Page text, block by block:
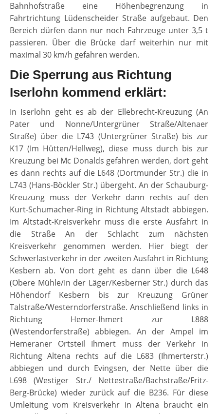
Bahnhofstraße eine Höhenbegrenzung in
Fahrtrichtung Lüdenscheider Straße aufgebaut. Den
Bereich dürfen dann nur noch Fahrzeuge unter 3,5 t
passieren. Über die Brücke darf weiterhin nur mit
maximal 30 km/h gefahren werden.
Die Sperrung aus Richtung
Iserlohn kommend erklärt:
In Iserlohn geht es ab der Ellebrecht-Kreuzung (An
Pater und Nonne/Untergrüner Straße/Altenaer
Straße) über die L743 (Untergrüner Straße) bis zur
K17 (Im Hütten/Hellweg), diese muss durch bis zur
Kreuzung bei Mc Donalds gefahren werden, dort geht
es dann rechts auf die L648 (Dortmunder Str.) die in
L743 (Hans-Böckler Str.) übergeht. An der Schauburg-
Kreuzung muss der Verkehr dann rechts auf den
Kurt-Schumacher-Ring in Richtung Altstadt abbiegen.
Im Altstadt-Kreisverkehr muss die erste Ausfahrt in
die Straße An der Schlacht zum nächsten
Kreisverkehr genommen werden. Hier biegt der
Schwerlastverkehr in der zweiten Ausfahrt in Richtung
Kesbern ab. Von dort geht es dann über die L648
(Obere Mühle/In der Läger/Kesberner Str.) durch das
Höhendorf Kesbern bis zur Kreuzung Grüner
Talstraße/Westerndorferstraße. Anschließend links in
Richtung Hemer-Ihmert zur L888
(Westendorferstraße) abbiegen. An der Ampel im
Hemeraner Ortsteil Ihmert muss der Verkehr in
Richtung Altena rechts auf die L683 (Ihmerterstr.)
abbiegen und durch Evingsen, der Nette über die
L698 (Westiger Str./ Nettestraße/Bachstraße/Fritz-
Berg-Brücke) wieder zurück auf die B236. Für diese
Umleitung vom Kreisverkehr in Altena braucht ein